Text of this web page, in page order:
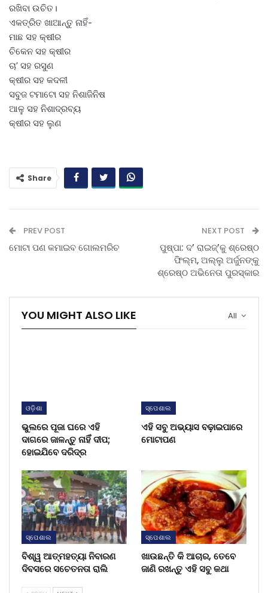
ରଖିବା ଉଚିତ।
ଏକତ୍ରିତ ଖାଆନ୍ତୁ ନାହିଁ-
ମାଛ ସହ କ୍ଷୀର
ଚିକେନ ସହ କ୍ଷୀର
ଚା’ ସହ ରସୁଣ
କ୍ଷୀର ସହ କଦଳୀ
ସବୁଜ ଟମାଟୋ ସହ ନିଶାଜିନିଷ
ଆଳୁ ସହ ନିଶାଦ୍ରବ୍ୟ
କ୍ଷୀର ସହ ଲୁଣ
Share
PREV POST
ମୋଟା ପଣ କମାଇବ ଗୋଲମରିଚ
NEXT POST
ପୁଷ୍ପା: ଦ’ ରାଇଜ୍‌’କୁ ଶ୍ରେଷ୍ଠ
ଫିଲ୍ମ, ଅଲ୍ଲୁ ଅର୍ଜୁନଙ୍କୁ
ଶ୍ରେଷ୍ଠ ଅଭିନେତା ପୁରସ୍କାର
All
YOU MIGHT ALSO LIKE
ଓଡ଼ିଶା
ଭୁଲରେ ପୂଜା ଘରେ ଏହି
ଦାଗରେ ଜାଳନ୍ତୁ ନାହିଁ ଦୀପ;
ହୋଇଯିବେ ଦରିଦ୍ର
ସ୍ପେଶାଲ
ଏହି ସବୁ ଅଭ୍ୟାସ ବଢ଼ାଇପାରେ
ମୋଟାପଣ
ସ୍ପେଶାଲ
ବିଶ୍ୱ ଆତ୍ମହତ୍ୟା ନିବାରଣ
ଦିବସରେ ସଚେତନତା ରାଲି
ସ୍ପେଶାଲ
ଖାଉଛନ୍ତି କି ଆଚାର, ତେବେ
ଜାଣି ରଖନ୍ତୁ ଏହି ସବୁ କଥା